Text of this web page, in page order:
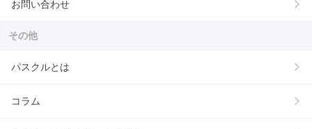
お問い合わせ
その他
パスクルとは
コラム